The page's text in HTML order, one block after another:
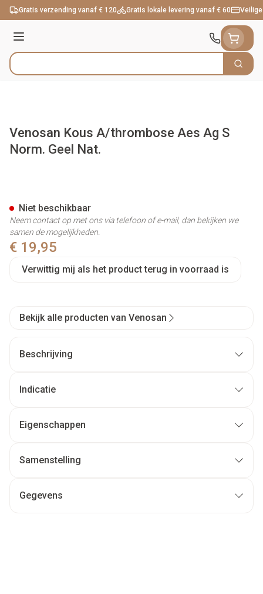
Ga naar de inhoud
Gratis verzending vanaf € 120 Gratis lokale levering vanaf € 60
Menu
Product, merk, categorie... Zoek
Venosan Kous A/thrombose Aes Ag S
Norm. Geel Nat.
€ 19,95
Verwittig mij als het product terug in voorraad is
Niet beschikbaar
Neem contact op met ons via telefoon of e-mail, dan bekijken we
samen de mogelijkheden.
Bekijk alle producten van Venosan
Beschrijving
Indicatie
Eigenschappen
Samenstelling
Gegevens